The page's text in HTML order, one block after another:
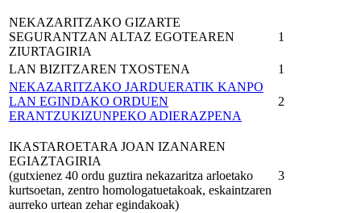
NEKAZARITZAKO GIZARTE
SEGURANTZAN ALTAZ EGOTEAREN
ZIURTAGIRIA
1
LAN BIZITZAREN TXOSTENA
1
NEKAZARITZAKO JARDUERATIK KANPO
LAN EGINDAKO ORDUEN
ERANTZUKIZUNPEKO ADIERAZPENA
2
IKASTAROETARA JOAN IZANAREN
EGIAZTAGIRIA
(gutxienez 40 ordu guztira nekazaritza arloetako
kurtsoetan, zentro homologatuetakoak, eskaintzaren
aurreko urtean zehar egindakoak)
3